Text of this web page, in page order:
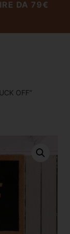
DA 79€
OFF”